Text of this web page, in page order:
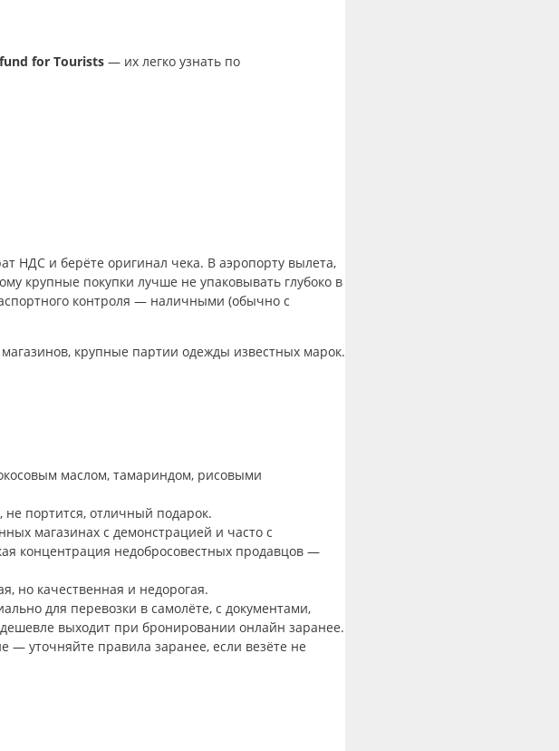
for Tourists — их легко узнать по
НДС и берёте оригинал чека. В аэропорту вылета,
крупные покупки лучше не упаковывать глубоко в
контроля — наличными (обычно с
крупные партии одежды известных марок.
маслом, тамариндом, рисовыми
портится, отличный подарок.
магазинах с демонстрацией и часто с
концентрация недобросовестных продавцов —
но качественная и недорогая.
для перевозки в самолёте, с документами,
выходит при бронировании онлайн заранее.
— уточняйте правила заранее, если везёте не